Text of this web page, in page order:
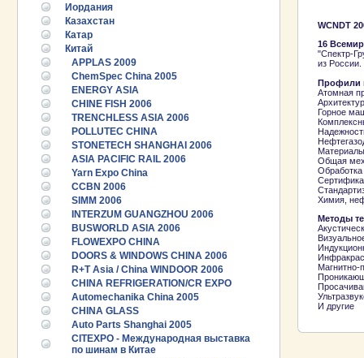
Иордания
Казахстан
Катар
Китай
APPLAS 2009
ChemSpec China 2005
ENERGY ASIA
CHINE FISH 2006
TRENCHLESS ASIA 2006
POLLUTEC CHINA
STONETECH SHANGHAI 2006
ASIA PACIFIC RAIL 2006
Yarn Expo China
CCBN 2006
SIMM 2006
INTERZUM GUANGZHOU 2006
BUSWORLD ASIA 2006
FLOWEXPO CHINA
DOORS & WINDOWS CHINA 2006
R+T Asia / China WINDOOR 2006
CHINA REFRIGERATION/CR EXPO
Automechanika China 2005
CHINA GLASS
Auto Parts Shanghai 2005
CITEXPO - Международная выставка
по шинам в Китае
WCNDT
16
"Спектр-
из России.
Профили
Атомная
Горное
Общая
Химия,
Методы
Магнитно-
И другие